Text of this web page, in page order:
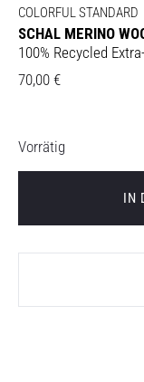
COLORFUL STANDARD
SCHAL MERINO
100% Recycled
70,00 €
Vorrätig
IN